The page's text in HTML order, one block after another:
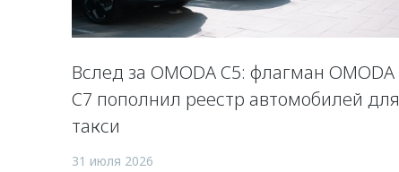
Вслед за OMODA C5: флагман OMODA
C7 пополнил реестр автомобилей для
такси
31 июля 2026